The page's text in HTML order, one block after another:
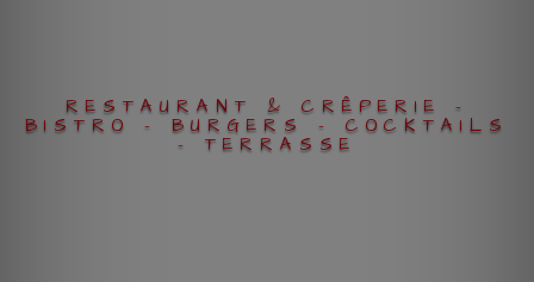
RESTAURANT & CRÊPERIE -
BISTRO - BURGERS - COCKTAILS
- TERRASSE